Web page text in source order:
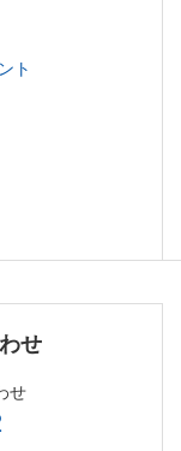
ト
せ
せ